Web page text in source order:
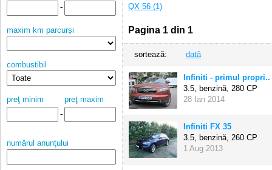
-
maxim km parcurși
combustibil
preţ minim
preţ maxim
-
numărul anunţului
QX 56 (1)
Pagina 1 din 1
sortează: dată
Infiniti - primul propri..
3.5, benzină, 280 CP
28 Ian 2014
Infiniti FX 35
3.5, benzină, 260 CP
1 Aug 2013